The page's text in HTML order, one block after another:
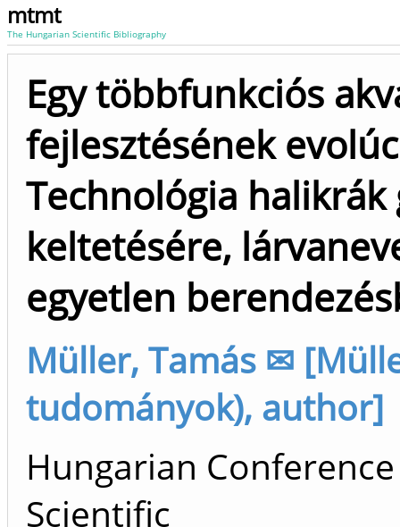
mtmt
The Hungarian Scientific Bibliography
Egy többfunkciós
fejlesztésének
Technológia
keltetésére,
egyetlen
Müller, Tamás ✉
tudományok), author]
Hungarian
Scientific